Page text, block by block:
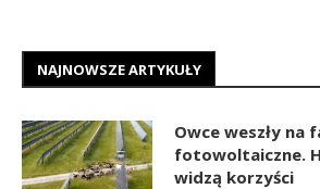
NAJNOWSZE ARTYKUŁY
Owce weszły na
fotowoltaiczne.
widzą korzyści